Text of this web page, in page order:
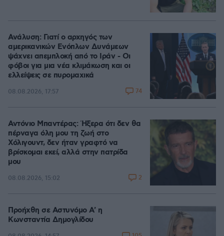
Ανάλυση: Γιατί ο αρχηγός των
αμερικανικών Ενόπλων Δυνάμεων
ψάχνει απεμπλοκή από το Ιράν - Οι
φόβοι για μια νέα κλιμάκωση και οι
ελλείψεις σε πυρομαχικά
08.08.2026, 17:57 74
Αντόνιο Μπαντέρας: Ήξερα ότι δεν θα
πέρναγα όλη μου τη ζωή στο
Χόλιγουντ, δεν ήταν γραφτό να
βρίσκομαι εκεί, αλλά στην πατρίδα
μου
08.08.2026, 15:02 2
Προήχθη σε Αστυνόμο Α' η
Κωνσταντία Δημογλίδου